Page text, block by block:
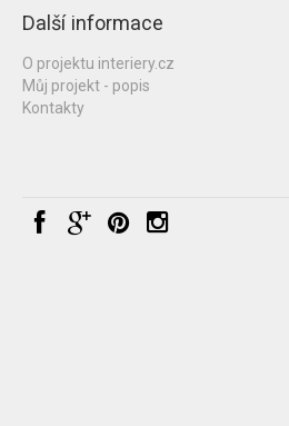
Další informace
O projektu interiery.cz
Můj projekt - popis
Kontakty